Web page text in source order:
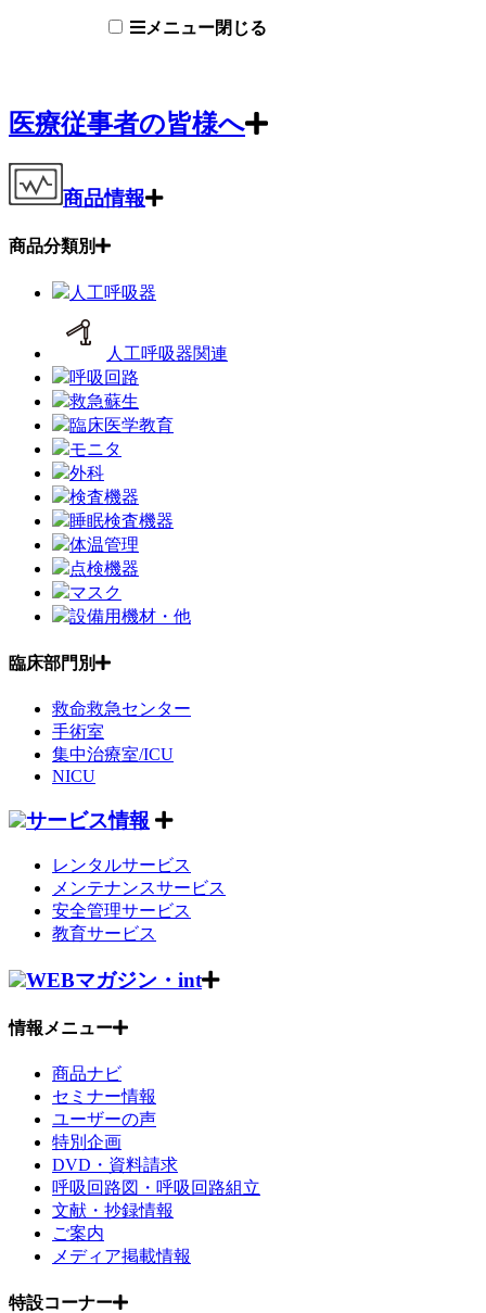
メニュー閉じる
医療従事者の皆様へ
商品情報
商品分類別
人工呼吸器
人工呼吸器関連
呼吸回路
救急蘇生
臨床医学教育
モニタ
外科
検査機器
睡眠検査機器
体温管理
点検機器
マスク
設備用機材・他
臨床部門別
救命救急センター
手術室
集中治療室/ICU
NICU
サービス情報
レンタルサービス
メンテナンスサービス
安全管理サービス
教育サービス
WEBマガジン・int
情報メニュー
商品ナビ
セミナー情報
ユーザーの声
特別企画
DVD・資料請求
呼吸回路図・呼吸回路組立
文献・抄録情報
ご案内
メディア掲載情報
特設コーナー